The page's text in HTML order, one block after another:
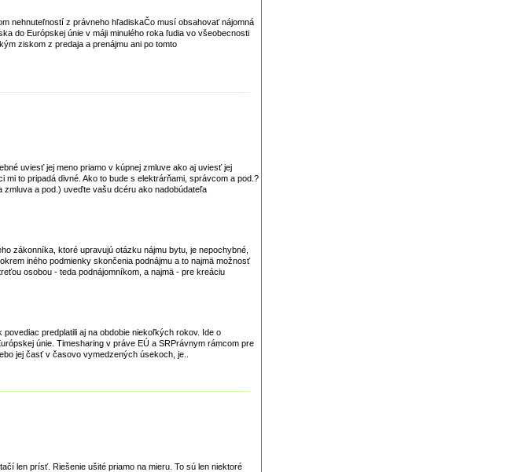
nehnuteľností z právneho hľadiskaČo musí obsahovať nájomná
do Európskej únie v máji minulého roka ľudia vo všeobecnosti
ziskom z predaja a prenájmu ani po tomto
uviesť jej meno priamo v kúpnej zmluve ako aj uviesť jej
to pripadá divné. Ako to bude s elektrárňami, správcom a pod.?
zmluva a pod.) uveďte vašu dcéru ako nadobúdateľa
zákonníka, ktoré upravujú otázku nájmu bytu, je nepochybné,
iného podmienky skončenia podnájmu a to najmä možnosť
osobou - teda podnájomníkom, a najmä - pre kreáciu
predplatili aj na obdobie niekoľkých rokov. Ide o
únie. Timesharing v práve EÚ a SRPrávnym rámcom pre
jej časť v časovo vymedzených úsekoch, je..
len prísť. Riešenie ušité priamo na mieru. To sú len niektoré